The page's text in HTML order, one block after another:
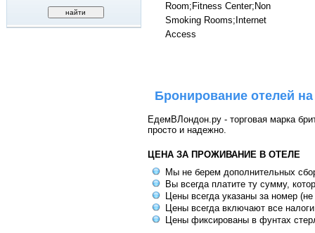
Room;Fitness Center;Non
Smoking Rooms;Internet
Access
Бронирование отелей
ЕдемВЛондон.ру - торговая марка
просто и надежно.
ЦЕНА ЗА ПРОЖИВАНИЕ В ОТЕЛЕ
Мы не берем дополнительных
Вы всегда платите ту сумму,
Цены всегда указаны за номер
Цены всегда включают все
Цены фиксированы в фунтах